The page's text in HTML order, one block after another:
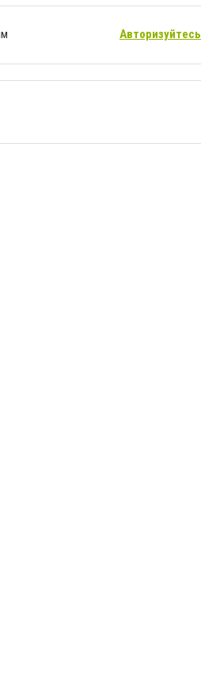
Авторизуйтесь